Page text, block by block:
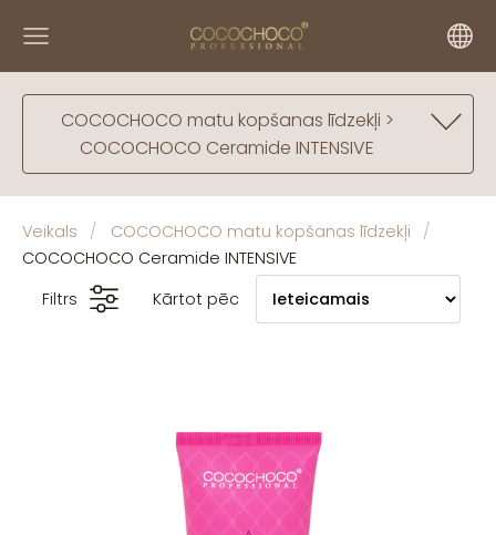
COCOCHOCO matu kopšanas līdzekļi >
COCOCHOCO Ceramide INTENSIVE
Veikals
COCOCHOCO matu kopšanas līdzekļi
COCOCHOCO Ceramide INTENSIVE
Filtrs
Kārtot pēc